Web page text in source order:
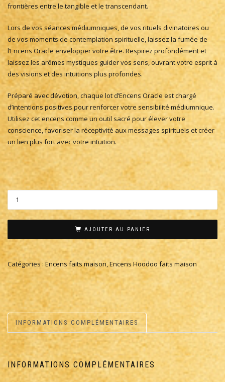
frontières entre le tangible et le transcendant.
Lors de vos séances médiumniques, de vos rituels divinatoires ou
de vos moments de contemplation spirituelle, laissez la fumée de
l’Encens Oracle envelopper votre être. Respirez profondément et
laissez les arômes mystiques guider vos sens, ouvrant votre esprit à
des visions et des intuitions plus profondes.
Préparé avec dévotion, chaque lot d’Encens Oracle est chargé
d’intentions positives pour renforcer votre sensibilité médiumnique.
Utilisez cet encens comme un outil sacré pour élever votre
conscience, favoriser la réceptivité aux messages spirituels et créer
un lien plus fort avec votre intuition.
AJOUTER AU PANIER
Catégories : Encens faits maison,Encens Hoodoo faits maison
INFORMATIONS COMPLÉMENTAIRES
INFORMATIONS COMPLÉMENTAIRES